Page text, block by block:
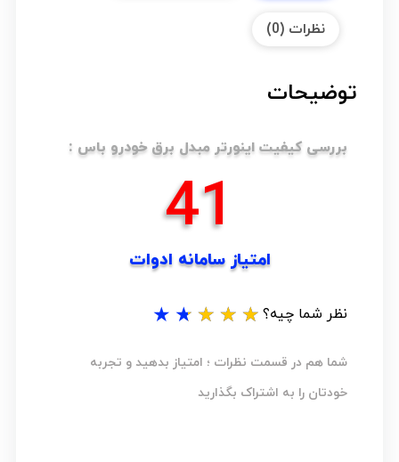
نظرات (0)
توضیحات
بررسی کیفیت اینورتر مبدل برق خودرو باس :
امتیاز سامانه ادوات
50
نظر شما چیه؟ ★
★
★
★
★
شما هم در قسمت نظرات ؛ امتیاز بدهید و تجربه
خودتان را به اشتراک بگذارید